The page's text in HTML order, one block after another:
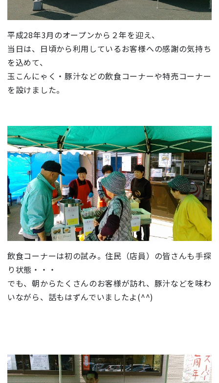
平成28年3月のオープンから２年を迎え、
当日は、日頃から利用しているお客様への感謝の気持ち
を込めて、
玉こんにゃく・豚汁などの飲食コーナーや特売コーナー
を設けました。
飲食コーナーは初の試み。住民（店員）の皆さんも手探
り状態・・・
でも、朝からたくさんのお客様が訪れ、豚汁などを味わ
いながら、話もはずんでいましたよ(^^)